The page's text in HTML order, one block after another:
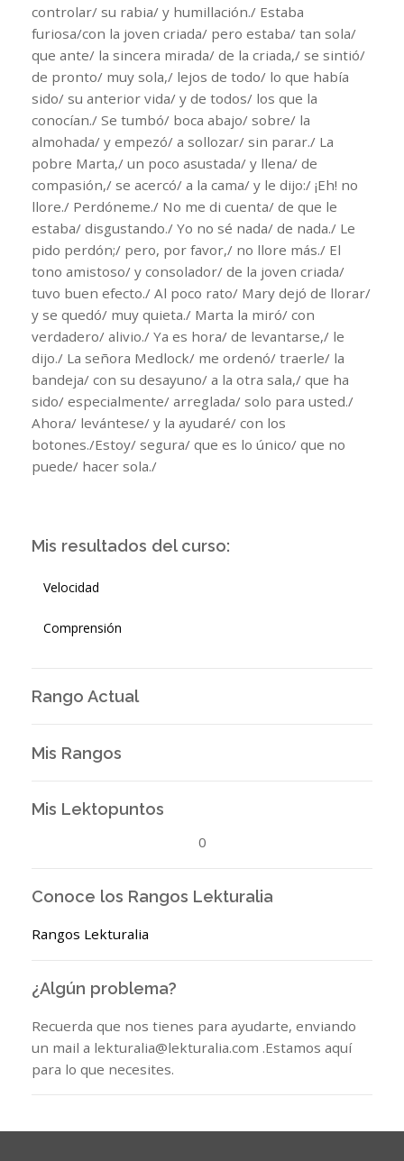
controlar/ su rabia/ y humillación./ Estaba
furiosa/con la joven criada/ pero estaba/ tan sola/
que ante/ la sincera mirada/ de la criada,/ se sintió/
de pronto/ muy sola,/ lejos de todo/ lo que había
sido/ su anterior vida/ y de todos/ los que la
conocían./ Se tumbó/ boca abajo/ sobre/ la
almohada/ y empezó/ a sollozar/ sin parar./ La
pobre Marta,/ un poco asustada/ y llena/ de
compasión,/ se acercó/ a la cama/ y le dijo:/ ¡Eh! no
llore./ Perdóneme./ No me di cuenta/ de que le
estaba/ disgustando./ Yo no sé nada/ de nada./ Le
pido perdón;/ pero, por favor,/ no llore más./ El
tono amistoso/ y consolador/ de la joven criada/
tuvo buen efecto./ Al poco rato/ Mary dejó de llorar/
y se quedó/ muy quieta./ Marta la miró/ con
verdadero/ alivio./ Ya es hora/ de levantarse,/ le
dijo./ La señora Medlock/ me ordenó/ traerle/ la
bandeja/ con su desayuno/ a la otra sala,/ que ha
sido/ especialmente/ arreglada/ solo para usted./
Ahora/ levántese/ y la ayudaré/ con los
botones./Estoy/ segura/ que es lo único/ que no
puede/ hacer sola./
Mis resultados del curso:
Velocidad
Comprensión
Rango Actual
Mis Rangos
Mis Lektopuntos
0
Conoce los Rangos Lekturalia
Rangos Lekturalia
¿Algún problema?
Recuerda que nos tienes para ayudarte, enviando
un mail a lekturalia@lekturalia.com .Estamos aquí
para lo que necesites.